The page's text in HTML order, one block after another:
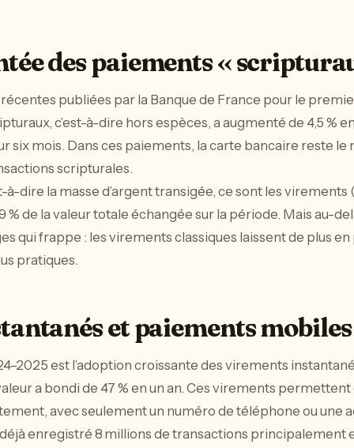
des paiements «
publiées par la Banque de France pour le
c’est-à-dire hors espèces, a augmenté de 4,5 %
six mois. Dans ces paiements, la carte bancaire reste le
scripturales.
à-dire la masse d’argent transigée, ce sont les
de la valeur totale échangée sur la période. Mais au-
qui frappe : les virements classiques laissent de plus en
pratiques.
et paiements mobiles
est l’adoption croissante des virements
a bondi de 47 % en un an. Ces virements permettent
avec seulement un numéro de téléphone ou une
déjà enregistré 8 millions de transactions principalement